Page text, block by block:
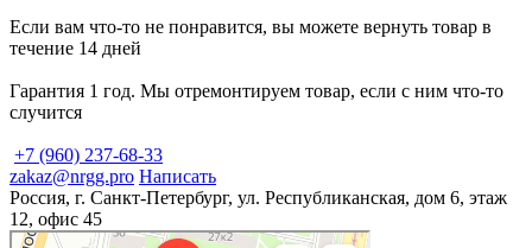
Если вам что-то не понравится, вы можете вернуть товар в
течение 14 дней
Гарантия 1 год. Мы отремонтируем товар, если с ним что-то
случится
+7 (960) 237-68-33
zakaz@nrgg.pro Написать
Россия, г. Санкт-Петербург, ул. Республиканская, дом 6, этаж
12, офис 45